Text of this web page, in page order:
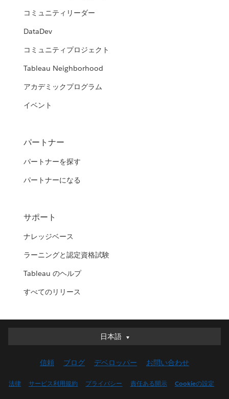
コミュニティリーダー
DataDev
コミュニティプロジェクト
Tableau Neighborhood
アカデミックプログラム
イベント
パートナー
パートナーを探す
パートナーになる
サポート
ナレッジベース
ラーニングと認定資格試験
Tableau のヘルプ
すべてのリリース
日本語
日本語
English (UK)
信頼 ブログ デベロッパー お問い合わせ
法律 サービス利用規約 プライバシー 責任ある開示 Cookieの設定